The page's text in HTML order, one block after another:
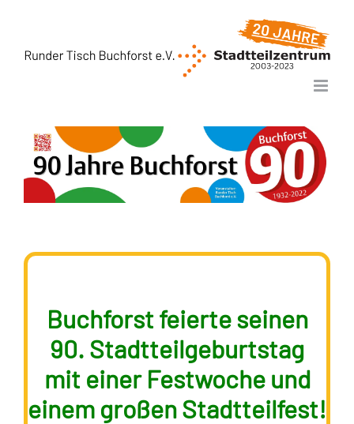
springen
Buchforst feierte seinen
90. Stadtteilgeburtstag
mit einer Festwoche und
einem großen Stadtteilfest!